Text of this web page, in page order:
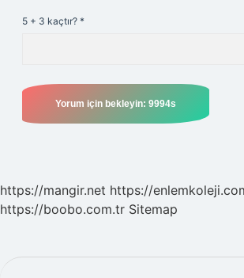
5 + 3 kaçtır? *
https://mangir.net https://
https://boobo.com.tr Sitemap